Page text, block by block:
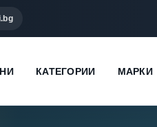
КАТЕГОРИИ МАРКИ